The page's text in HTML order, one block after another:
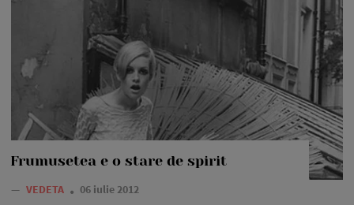
Frumusetea e o stare de spirit
— VEDETA 06 iulie 2012